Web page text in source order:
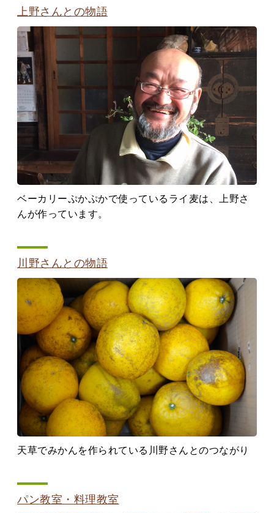
上野さんとの物語
ベーカリーぷかぷかで使っているライ麦は、上野さ
んが作っています。
川野さんとの物語
天草でみかんを作られている川野さんとのつながり
パン教室・料理教室